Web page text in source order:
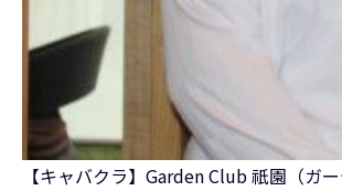
【キャバクラ】Garden Club 祇園（ガ